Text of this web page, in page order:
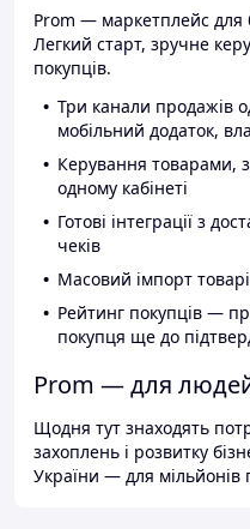
Prom — маркетплейс для
Легкий старт, зручне
покупців.
Три канали продажів
мобільний додаток,
Керування товарами,
одному кабінеті
Готові інтеграції з
чеків
Масовий імпорт
Рейтинг покупців —
покупця ще до
Prom — для людей
Щодня тут знаходять
захоплень і розвитку
України — для мільйонів